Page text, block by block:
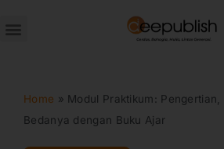
ke
Home » Modul Praktikum: Pengertian,
Bedanya dengan Buku Ajar